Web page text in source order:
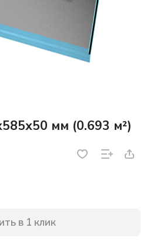
мм (0.693 м²)
в 1 клик